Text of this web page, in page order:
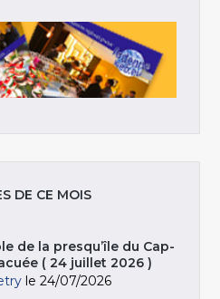
DE CE MOIS
de la presqu’île du Cap-
( 24 juillet 2026 )
le 24/07/2026